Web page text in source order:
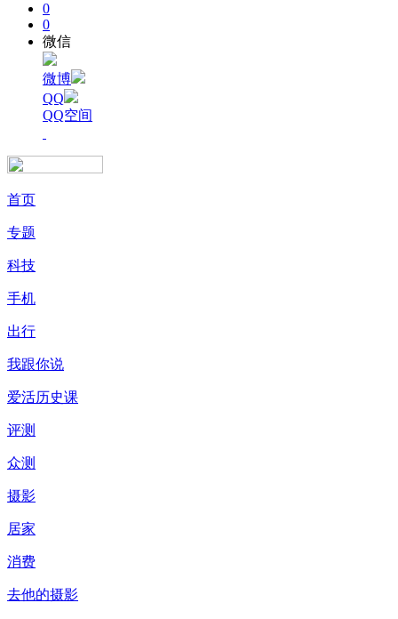
0
0
微信
微博
QQ
QQ空间
首页
专题
科技
手机
出行
我跟你说
爱活历史课
评测
众测
摄影
居家
消费
去他的摄影